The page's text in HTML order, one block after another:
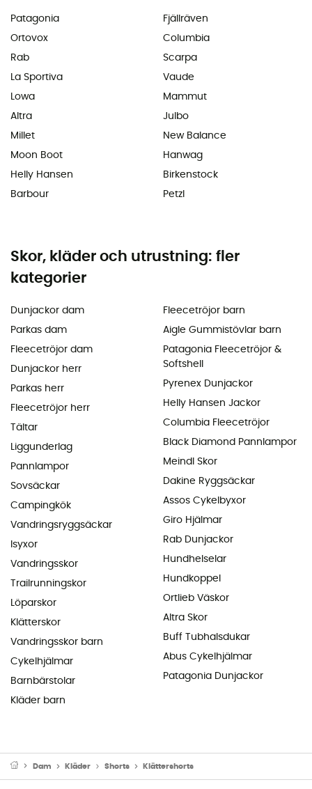
Patagonia
Ortovox
Rab
La Sportiva
Lowa
Altra
Millet
Moon Boot
Helly Hansen
Barbour
Fjällräven
Columbia
Scarpa
Vaude
Mammut
Julbo
New Balance
Hanwag
Birkenstock
Petzl
Skor, kläder och utrustning: fler
kategorier
Dunjackor dam
Parkas dam
Fleecetröjor dam
Dunjackor herr
Parkas herr
Fleecetröjor herr
Tältar
Liggunderlag
Pannlampor
Sovsäckar
Campingkök
Vandringsryggsäckar
Isyxor
Vandringsskor
Trailrunningskor
Löparskor
Klätterskor
Vandringsskor barn
Cykelhjälmar
Barnbärstolar
Kläder barn
Fleecetröjor barn
Aigle Gummistövlar barn
Patagonia Fleecetröjor &
Softshell
Pyrenex Dunjackor
Helly Hansen Jackor
Columbia Fleecetröjor
Black Diamond Pannlampor
Meindl Skor
Dakine Ryggsäckar
Assos Cykelbyxor
Giro Hjälmar
Rab Dunjackor
Hundhelselar
Hundkoppel
Ortlieb Väskor
Altra Skor
Buff Tubhalsdukar
Abus Cykelhjälmar
Patagonia Dunjackor
Dam Kläder Shorts Klättershorts